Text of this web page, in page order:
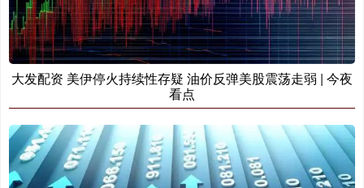
大发配资 美伊停火持续性存疑 油价反弹美股震荡走弱 | 今夜
看点